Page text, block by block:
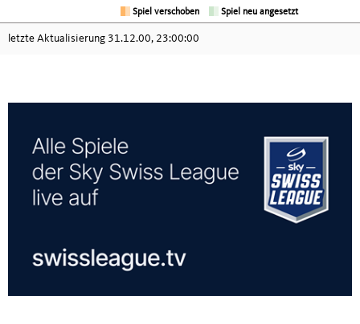
Recreational LeaguesSpiel verschoben Spiel neu angesetzt
letzte Aktualisierung 31.12.00, 23:00:00